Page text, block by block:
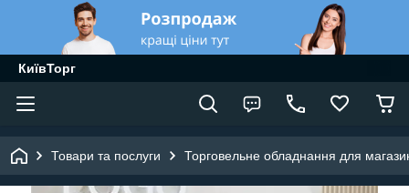
КиївТорг
Товари та послуги Торговельне обладнання для